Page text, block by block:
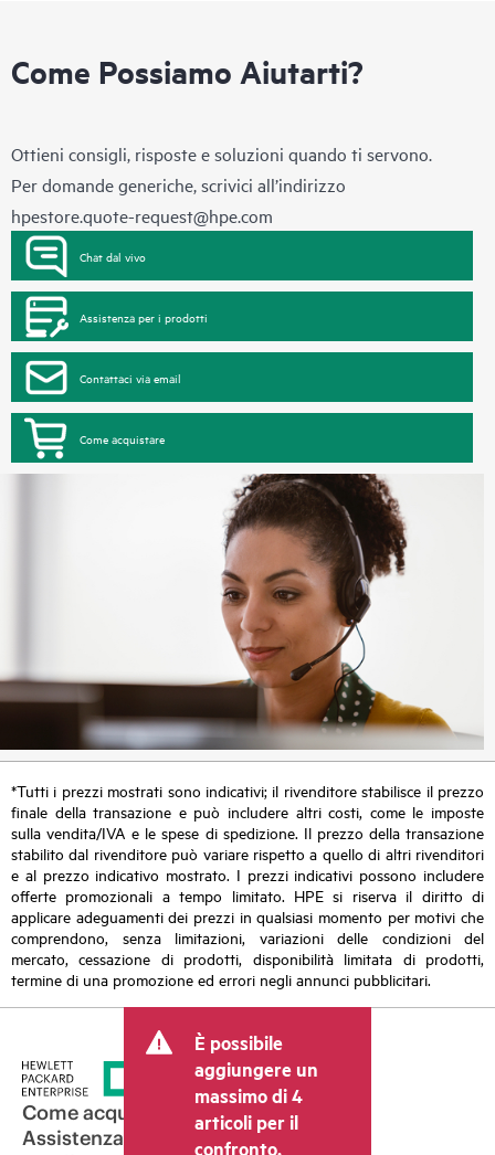
Come Possiamo Aiutarti?
Ottieni consigli, risposte e soluzioni quando ti servono.
Per domande generiche, scrivici all’indirizzo
hpestore.quote-request@hpe.com
Chat dal vivo
Assistenza per i prodotti
Contattaci via email
Come acquistare
*Tutti i prezzi mostrati sono indicativi; il rivenditore stabilisce il prezzo
finale della transazione e può includere altri costi, come le imposte
sulla vendita/IVA e le spese di spedizione. Il prezzo della transazione
stabilito dal rivenditore può variare rispetto a quello di altri rivenditori
e al prezzo indicativo mostrato. I prezzi indicativi possono includere
offerte promozionali a tempo limitato. HPE si riserva il diritto di
applicare adeguamenti dei prezzi in qualsiasi momento per motivi che
comprendono, senza limitazioni, variazioni delle condizioni del
mercato, cessazione di prodotti, disponibilità limitata di prodotti,
termine di una promozione ed errori negli annunci pubblicitari.
È possibile
aggiungere un
massimo di 4
articoli per il
confronto.
Come acquistare
Assistenza per i prodotti